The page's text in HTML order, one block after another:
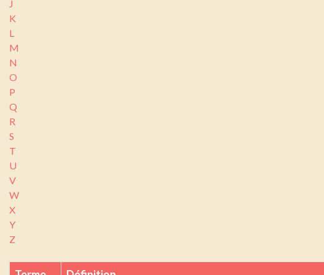
J
K
L
M
N
O
P
Q
R
S
T
U
V
W
X
Y
Z